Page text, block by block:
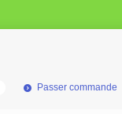
Passer commande